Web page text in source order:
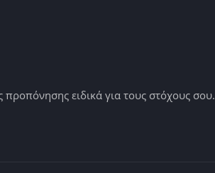
ειδικά για τους στόχους σου.